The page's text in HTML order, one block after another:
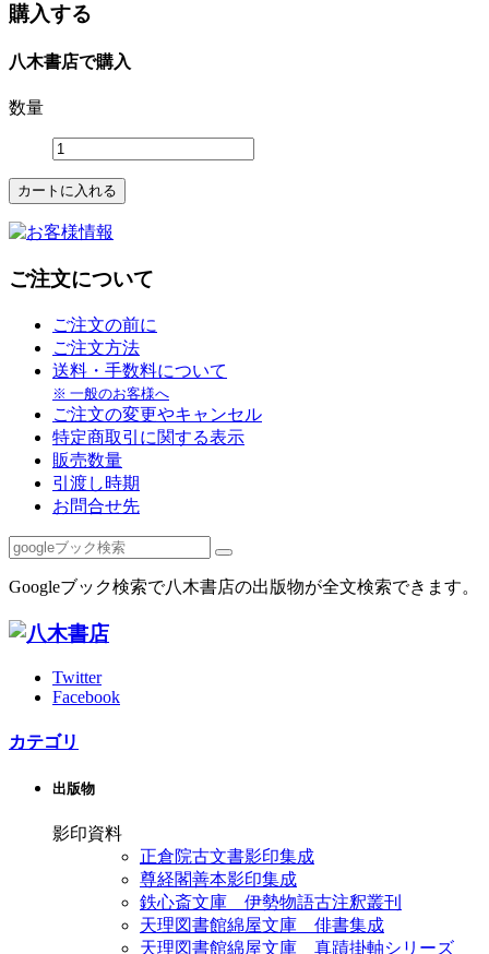
購入する
八木書店で購入
数量
ご注文について
ご注文の前に
ご注文方法
送料・手数料について
※ 一般のお客様へ
ご注文の変更やキャンセル
特定商取引に関する表示
販売数量
引渡し時期
お問合せ先
Googleブック検索で八木書店の出版物が全文検索できます。
Twitter
Facebook
カテゴリ
出版物
影印資料
正倉院古文書影印集成
尊経閣善本影印集成
鉄心斎文庫 伊勢物語古注釈叢刊
天理図書館綿屋文庫 俳書集成
天理図書館綿屋文庫 真蹟掛軸シリーズ